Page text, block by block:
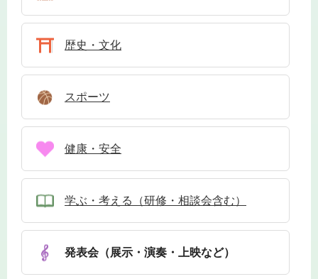
歴史・文化
スポーツ
健康・安全
学ぶ・考える（研修・相談会含む）
発表会（展示・演奏・上映など）